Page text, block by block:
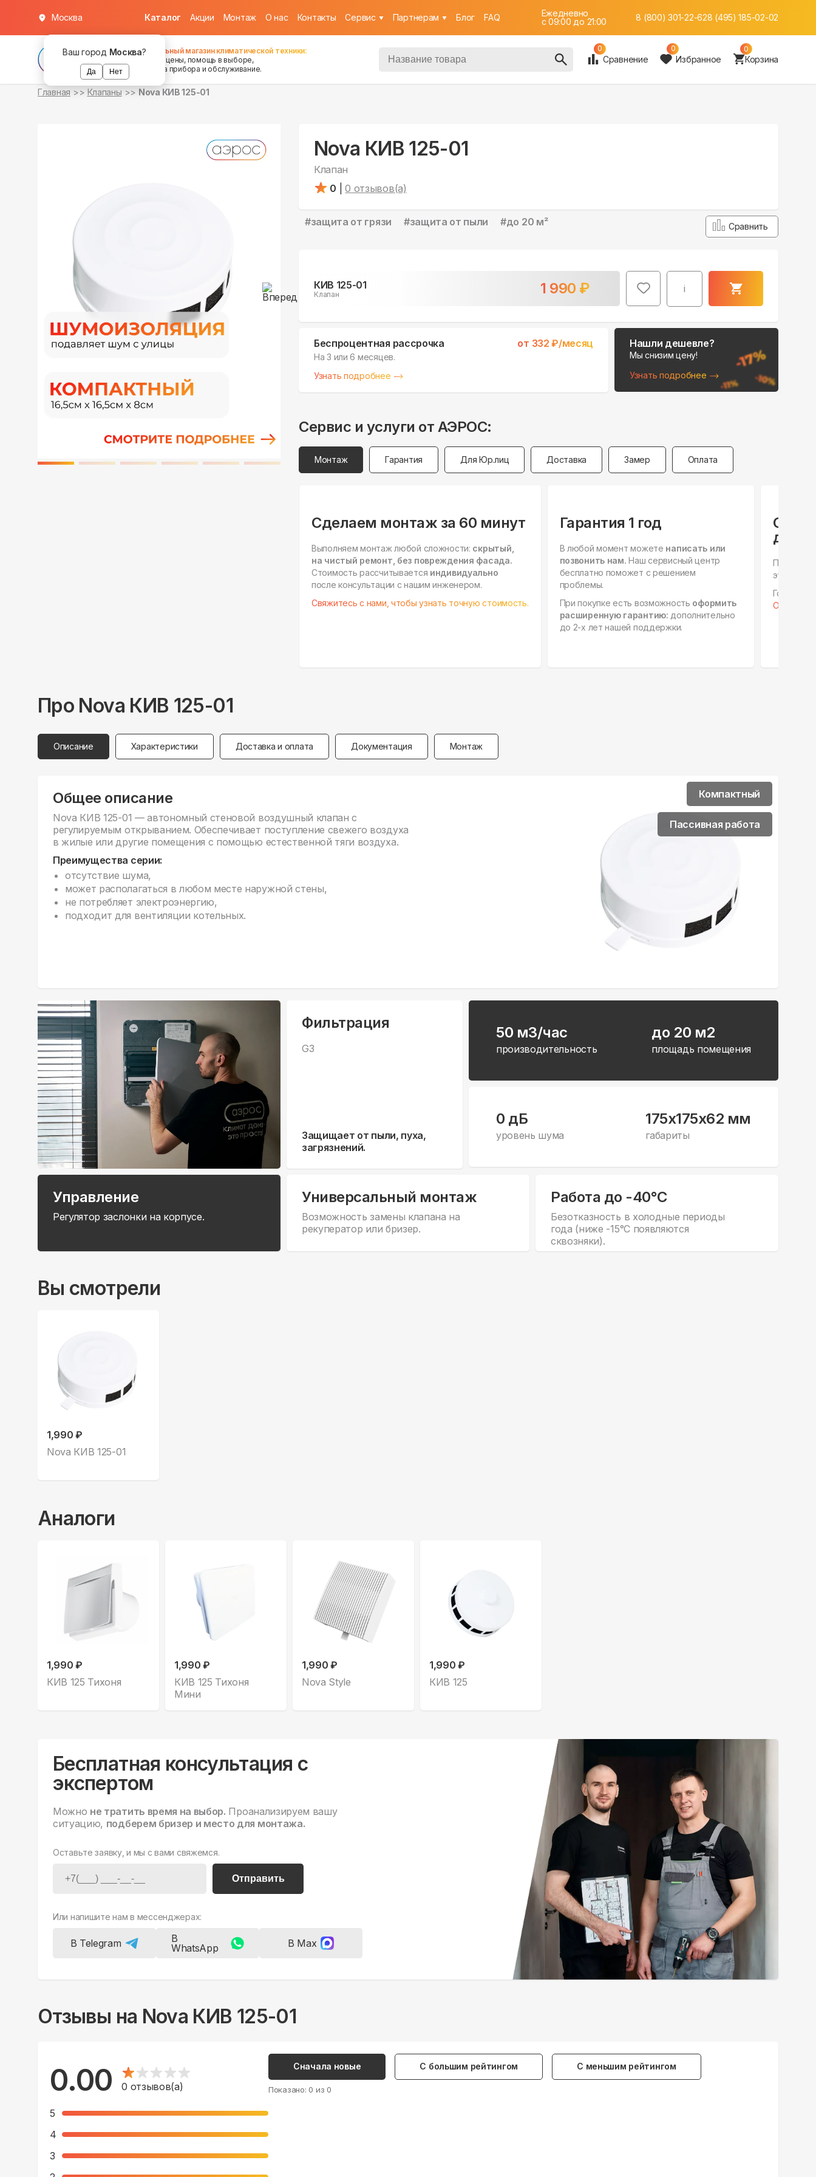
Ваш город Москва?
Да Нет
Москва Каталог Акции Монтаж О нас Контакты Cервис Партнерам Блог FAQ
Ежедневно
c 09:00 до 21:00
8 (800) 301-22-628 (495) 185-02-02
Федеральный магазин климатической техники:
хорошие цены, помощь в выборе,
установка прибора и обслуживание.
0
Сравнение
0
Избранное
0
Корзина
Главная Клапаны Nova КИВ 125-01
Поможем выбрать
место для монтажа:
Nova КИВ 125-01
Клапан
0
0 отзывов(а)
#защита от грязи #защита от пыли #до 20 м² Сравнить
КИВ 125-01
Клапан 1 990 ₽ i
в наличии
Беспроцентная рассрочка от 332 ₽/месяц
На 3 или 6 месяцев.
Узнать подробнее
Нашли дешевле?
Мы снизим цену!
Узнать подробнее
Сервис и услуги от АЭРОС:
Монтаж Гарантия Для Юр.лиц Доставка Замер Оплата
Сделаем монтаж за 60 минут
Выполняем монтаж любой сложности: скрытый,
на чистый ремонт, без повреждения фасада.
Стоимость рассчитывается индивидуально
после консультации с нашим инженером.
Свяжитесь с нами, чтобы узнать точную стоимость.
Гарантия 1 год
В любой момент можете написать или
позвонить нам. Наш сервисный центр
бесплатно поможет с решением
проблемы.
При покупке есть возможность оформить
расширенную гарантию: дополнительно
до 2-х лет нашей поддержки.
для
этапах,
Готовы к
Про Nova КИВ 125-01
Описание Характеристики Доставка и оплата Документация Монтаж
Общее описание
Nova КИВ 125-01 — автономный стеновой воздушный клапан с
регулируемым открыванием. Обеспечивает поступление свежего воздуха
в жилые или другие помещения с помощью естественной тяги воздуха.
Преимущества серии:
отсутствие шума,
может располагаться в любом месте наружной стены,
не потребляет электроэнергию,
подходит для вентиляции котельных.
Компактный
Пассивная работа
Фильтрация
G3
Защищает от пыли, пуха,
загрязнений.
50 м3/час
производительность
до 20 м2
площадь помещения
0 дБ
уровень шума
175x175x62 мм
габариты
Управление
Регулятор заслонки на корпусе.
Универсальный монтаж
Возможность замены клапана на
рекуператор или бризер.
Работа до -40°С
Безотказность в холодные периоды
года (ниже -15°С появляются
сквозняки).
Вы смотрели
1,990 ₽
Nova КИВ 125-01
Аналоги
1,990 ₽
КИВ 125 Тихоня
1,990 ₽
КИВ 125 Тихоня
Мини
1,990 ₽
Nova Style
1,990 ₽
КИВ 125
Бесплатная консультация с
экспертом
Можно не тратить время на выбор. Проанализируем вашу
ситуацию, подберем бризер и место для монтажа.
Оставьте заявку, и мы с вами свяжемся.
Отправить
Или напишите нам в мессенджерах:
В Telegram
В
WhatsApp
В Max
Отзывы на Nova КИВ 125-01
0.00 0 отзывов(а)
5
4
3
Сначала новые С большим рейтингом С меньшим рейтингом
Показано: 0 из 0